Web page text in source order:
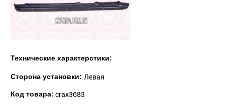
Технические характерстики:
Сторона установки: Левая
Код товара: crax3683